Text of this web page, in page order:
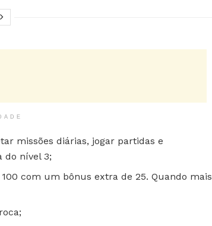
missões diárias, jogar partidas e
do nível 3;
com um bônus extra de 25. Quando mais